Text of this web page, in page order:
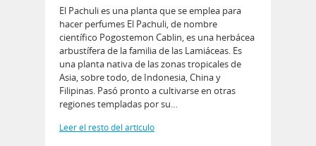
El Pachuli es una planta que se emplea para
hacer perfumes El Pachuli, de nombre
científico Pogostemon Cablin, es una herbácea
arbustífera de la familia de las Lamiáceas. Es
una planta nativa de las zonas tropicales de
Asia, sobre todo, de Indonesia, China y
Filipinas. Pasó pronto a cultivarse en otras
regiones templadas por su…
Leer el resto del artículo